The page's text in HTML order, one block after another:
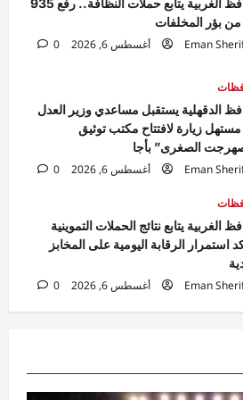
زيارة لافتتاح مكتب توثيق
الصغرى” بأجا
Eman Sherif
أغسطس 6, 2026 0
الغربية يتابع نتائج الحملات التموينية
استمرار الرقابة اليومية على المخابز
Eman
أغسطس 6, 2026 0
الوادي الجديد تلتقي مدير الأمن لبحث
دعم المنظومة الأمنية
Rabab
الصيف الدولي بمكتبة الإسكندرية
بحفل جماهيري لـ«مسار إجباري»
Eman
أغسطس 6, 2026 0